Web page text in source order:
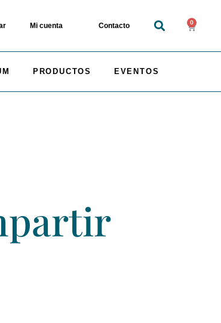
Mi cuenta Contacto 0
PRODUCTOS EVENTOS